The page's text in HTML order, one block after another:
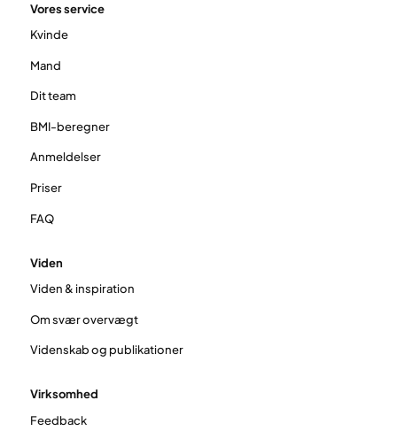
Vores service
Kvinde
Mand
Dit team
BMI-beregner
Anmeldelser
Priser
FAQ
Viden
Viden & inspiration
Om svær overvægt
Videnskab og publikationer
Virksomhed
Feedback